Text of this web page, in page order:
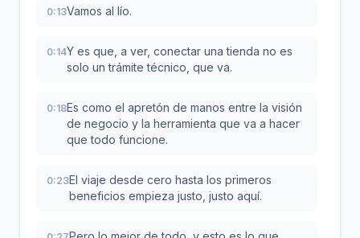
0:13Vamos al lío.
0:14Y es que, a ver, conectar una tienda no es
solo un trámite técnico, que va.
0:18Es como el apretón de manos entre la visión
de negocio y la herramienta que va a hacer
que todo funcione.
0:23El viaje desde cero hasta los primeros
beneficios empieza justo, justo aquí.